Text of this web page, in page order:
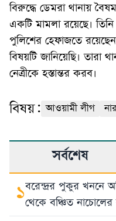
বিরুদ্ধে ডেমরা থানায়
একটি মামলা রয়েছে।
পুলিশের হেফাজতে
বিষয়টি জানিয়েছি।
নেত্রীকে হস্তান্তর করব।
বিষয়: আওয়ামী লীগ
সর্বশেষ
১বরেন্দ্রর পুকুর খননে
থেকে বঞ্চিত